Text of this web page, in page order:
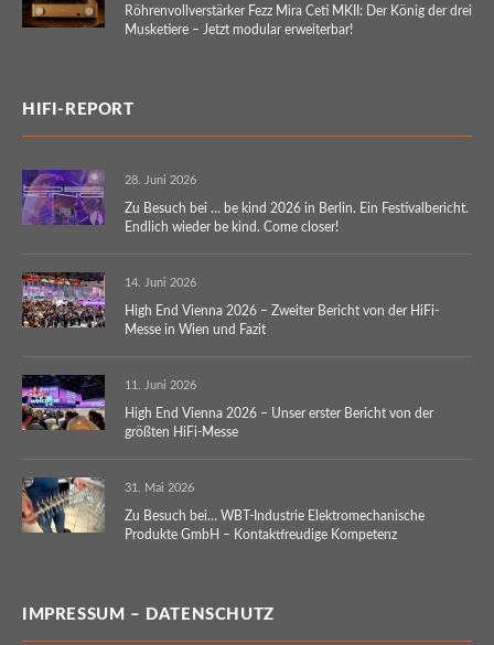
Röhrenvollverstärker Fezz Mira Ceti MKII: Der König der drei
Musketiere – Jetzt modular erweiterbar!
HIFI-REPORT
28. Juni 2026
Zu Besuch bei … be kind 2026 in Berlin. Ein Festivalbericht.
Endlich wieder be kind. Come closer!
14. Juni 2026
High End Vienna 2026 – Zweiter Bericht von der HiFi-
Messe in Wien und Fazit
11. Juni 2026
High End Vienna 2026 – Unser erster Bericht von der
größten HiFi-Messe
31. Mai 2026
Zu Besuch bei… WBT-Industrie Elektromechanische
Produkte GmbH – Kontaktfreudige Kompetenz
IMPRESSUM – DATENSCHUTZ